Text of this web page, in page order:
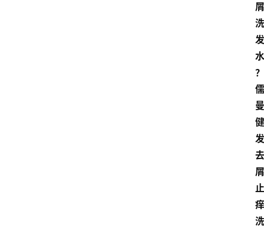
屑
洗
发
水
？
儒
曼
健
发
去
屑
止
痒
洗